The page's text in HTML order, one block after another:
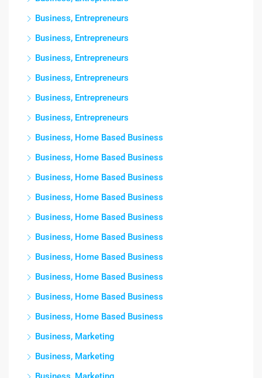
Business, Entrepreneurs
Business, Entrepreneurs
Business, Entrepreneurs
Business, Entrepreneurs
Business, Entrepreneurs
Business, Entrepreneurs
Business, Home Based Business
Business, Home Based Business
Business, Home Based Business
Business, Home Based Business
Business, Home Based Business
Business, Home Based Business
Business, Home Based Business
Business, Home Based Business
Business, Home Based Business
Business, Home Based Business
Business, Marketing
Business, Marketing